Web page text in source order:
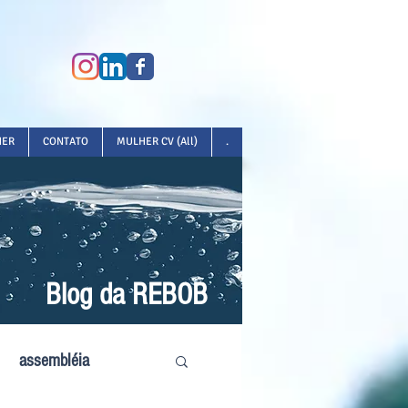
CONTATO MULHER CV (All) .
Blog da REBOB
assembléia